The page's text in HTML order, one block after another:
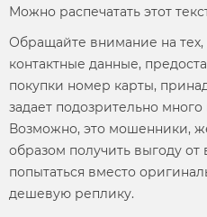
Можно распечатать этот
Обращайте внимание на тех,
контактные данные,
покупки номер карты,
задает подозрительно
Возможно, это мошенники,
образом получить выгоду от
попытаться вместо
дешевую реплику.